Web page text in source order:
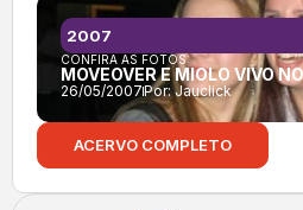
CONFIRA AS FOTOS:
MOVEOVER E MIOLO VIVO
26/05/2007Por:Jauclick
2007
ACERVO COMPLETO